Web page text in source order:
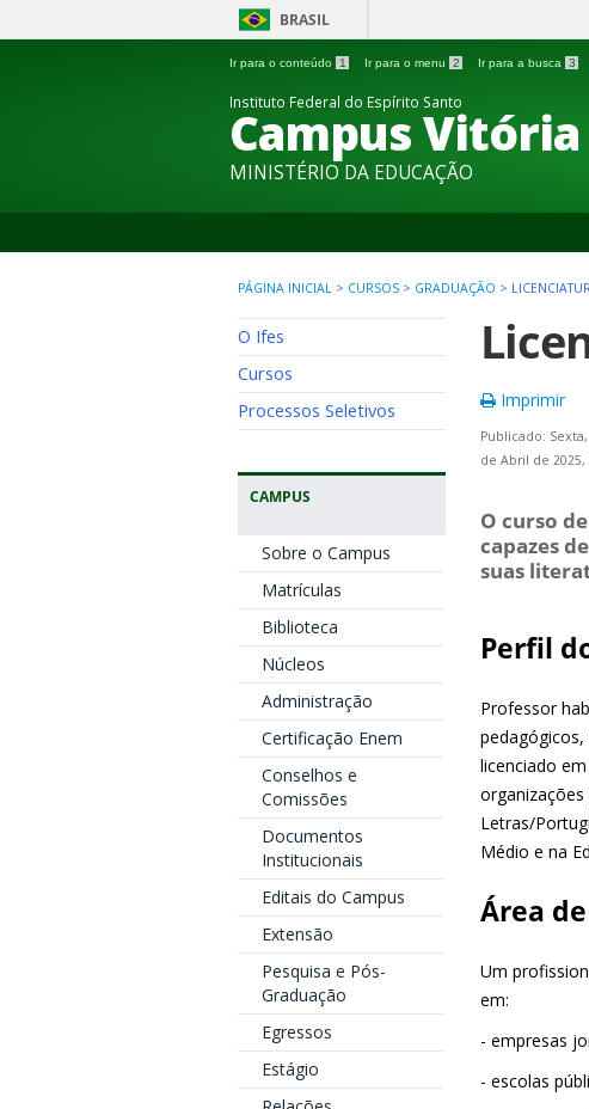
BRASIL
Ir para o conteúdo 1 Ir para o menu 2 Ir para a busca 3
Instituto Federal do Espírito Santo
Campus Vitória
MINISTÉRIO DA EDUCAÇÃO
PÁGINA INICIAL > CURSOS > GRADUAÇÃO >
O Ifes
Cursos
Processos Seletivos
CAMPUS
Sobre o Campus
Matrículas
Biblioteca
Núcleos
Administração
Certificação Enem
Conselhos e
Comissões
Documentos
Institucionais
Editais do Campus
Extensão
Pesquisa e Pós-
Graduação
Egressos
Estágio
Imprimir
Publicado:
de Abril de 2025,
O curso
capazes
suas
Perfil
Professor
licenciado
Letras/
Médio e na
Área
Um
em:
- empresas
- escolas